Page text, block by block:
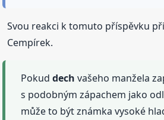
Svou reakci k tomuto příspěvku
Cempírek.
Pokuddech vašeho manžela
s podobným zápachem jako
může to být známka vysoké